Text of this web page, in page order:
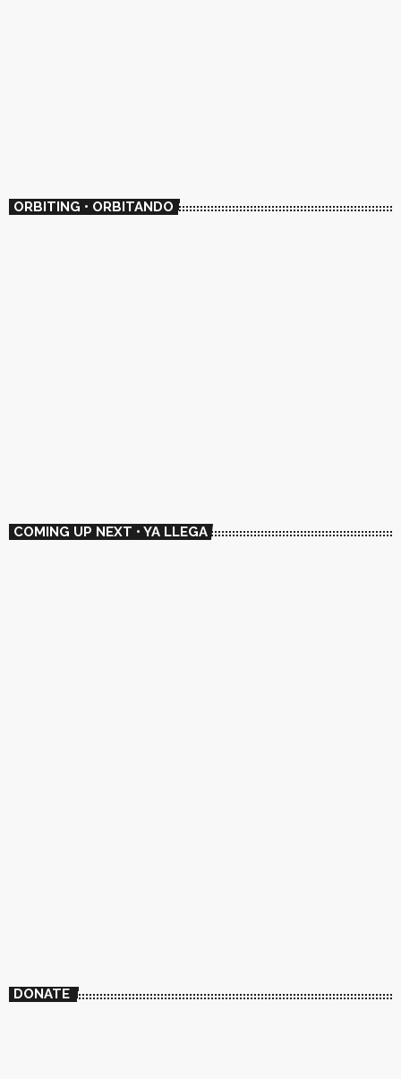
ORBITING • ORBITANDO
COMING UP NEXT • YA LLEGA
DONATE